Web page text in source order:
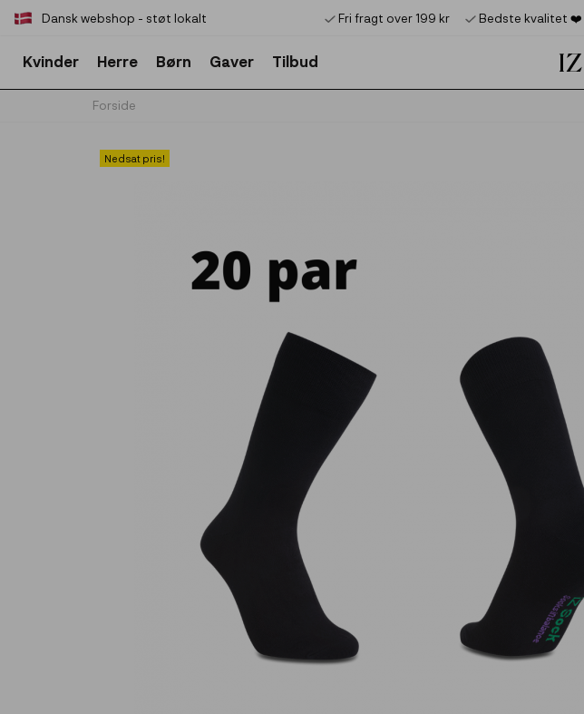
Dansk webshop - støt lokalt Fri fragt over 199 kr Bedste kvalitet ❤️‍
Kvinder Herre Børn Gaver Tilbud
Forside
Nedsat pris!
Product
Product